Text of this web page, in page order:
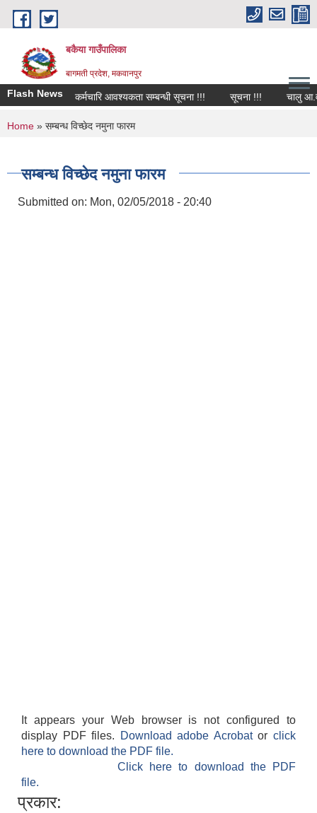
Skip to main content
बकैया गाउँपालिका
बागमती प्रदेश, मकवानपुर
Flash News कर्मचारि आवश्यकता सम्बन्धी सूचना !!! सूचना !!! चालु आ.व
You are here
Home » सम्बन्ध विच्छेद नमुना फारम
सम्बन्ध विच्छेद नमुना फारम
Submitted on: Mon, 02/05/2018 - 20:40
It appears your Web browser is not configured to
display PDF files.
Download adobe Acrobatorclick
here to download the PDF file.
Click here to download the PDF
file.
प्रकार: